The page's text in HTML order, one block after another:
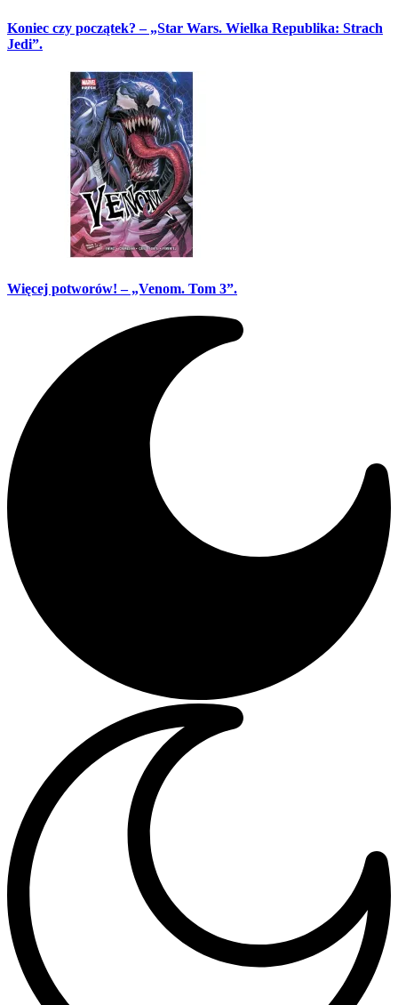
Koniec czy początek? – „Star Wars. Wielka Republika: Strach
Jedi”.
Więcej potworów! – „Venom. Tom 3”.